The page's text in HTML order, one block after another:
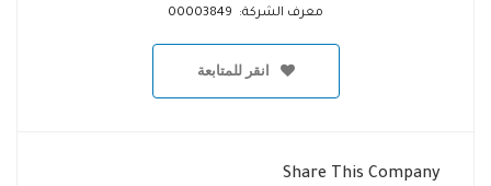
معرف الشركة: 00003849
انقر للمتابعة
Share This Company